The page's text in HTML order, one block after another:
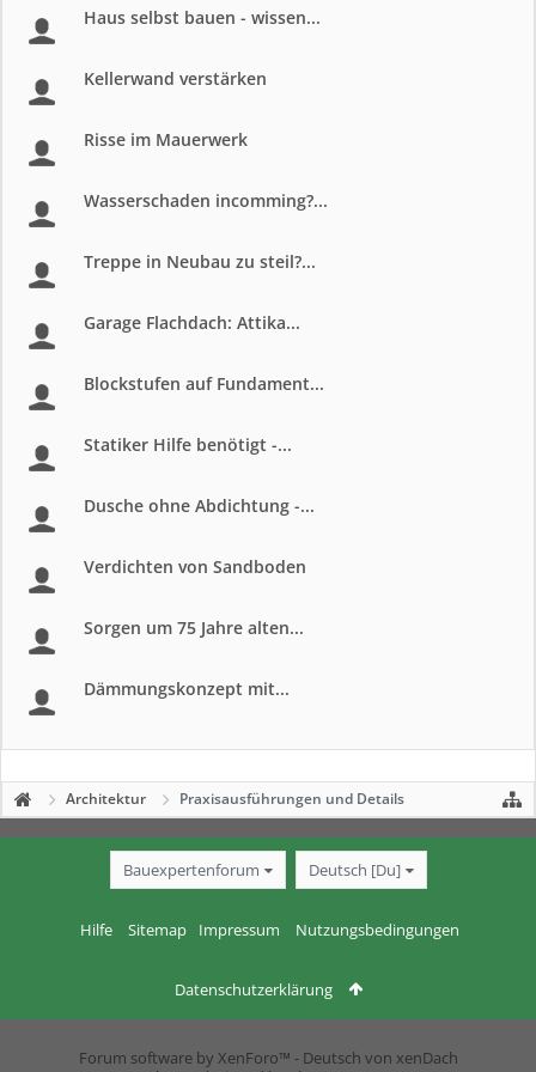
Haus selbst bauen - wissen...
Kellerwand verstärken
Risse im Mauerwerk
Wasserschaden incomming?...
Treppe in Neubau zu steil?...
Garage Flachdach: Attika...
Blockstufen auf Fundament...
Statiker Hilfe benötigt -...
Dusche ohne Abdichtung -...
Verdichten von Sandboden
Sorgen um 75 Jahre alten...
Dämmungskonzept mit...
Architektur Praxisausführungen und Details
Bauexpertenforum Deutsch [Du]
Hilfe Sitemap Impressum Nutzungsbedingungen
Datenschutzerklärung
Forum software by XenForo™ - Deutsch von xenDach